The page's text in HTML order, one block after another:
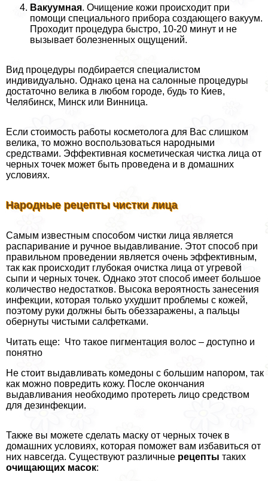
Вакуумная. Очищение кожи происходит при
помощи специального прибора создающего вакуум.
Проходит процедypa быстро, 10-20 минут и не
вызывает болезненных ощущений.
Вид процедуры подбирается специалистом
индивидуально. Однако цена на салонные процедуры
достаточно велика в любом городе, будь то Киев,
Челябинск, Минск или Винница.
Если стоимость работы косметолога для Вас слишком
велика, то можно воспользоваться народными
средствами. Эффективная косметическая чистка лица от
черных точек может быть проведена и в домашних
условиях.
Народные рецепты чистки лица
Самым известным способом чистки лица является
распаривание и ручное выдавливание. Этот способ при
правильном проведении является очень эффективным,
так как происходит глубокая очистка лица от угревой
сыпи и черных точек. Однако этот способ имеет большое
количество недостатков. Высока вероятность занесения
инфекции, которая только ухудшит проблемы с кожей,
поэтому руки должны быть обеззаражены, а пальцы
обернуты чистыми салфетками.
Читать еще: Что такое пигментация волос – доступно и
понятно
Не стоит выдавливать комедоны с большим напором, так
как можно повредить кожу. После окончания
выдавливания необходимо протереть лицо средством
для дезинфекции.
Также вы можете сделать маску от черных точек в
домашних условиях, которая поможет вам избавиться от
них навсегда. Существуют различные рецепты таких
очищающих масок: